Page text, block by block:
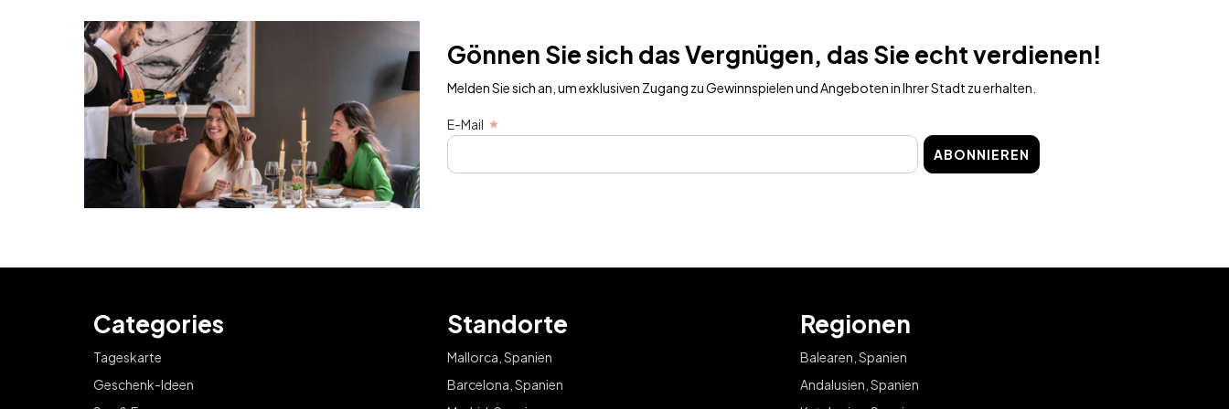
Gönnen Sie sich das Vergnügen, das Sie echt verdienen!
Melden Sie sich an, um exklusiven Zugang zu Gewinnspielen und Angeboten in Ihrer Stadt zu erhalten.
E-Mail
ABONNIEREN
Categories
Tageskarte
Geschenk-Ideen
Standorte
Mallorca, Spanien
Barcelona, Spanien
Regionen
Balearen, Spanien
Andalusien, Spanien